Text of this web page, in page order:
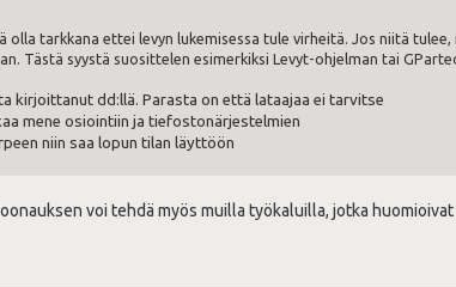
olla tarkkana ettei levyn lukemisessa tule virheitä. Jos niitä
Tästä syystä suosittelen esimerkiksi Levyt-ohjelman tai
kirjoittanut dd:llä. Parasta on että lataajaa ei tarvitse
mene osiointiin ja tiefostonärjestelmien
niin saa lopun tilan läyttöön
voi tehdä myös muilla työkaluilla, jotka